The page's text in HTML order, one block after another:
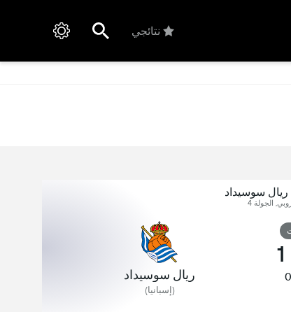
نتائجي
ريال سوسيداد
الجولة 4
1
ريال سوسيداد
(إسبانيا)